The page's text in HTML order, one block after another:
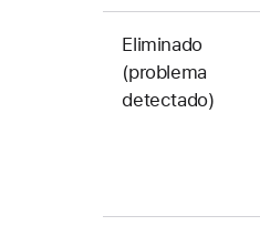
Eliminado
(problema
detectado)